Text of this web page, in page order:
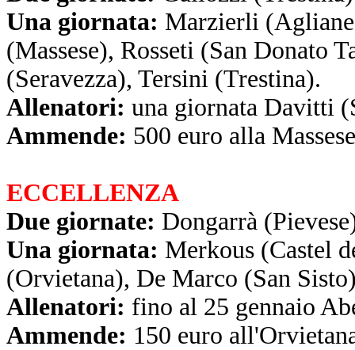
Una giornata: Marzierli
(Massese), Rosseti (San Donato
(Seravezza), Tersini (Trestina).
Allenatori: una giornata Davitti
Ammende: 500 euro alla
ECCELLENZA
Due giornate: Dongarrà
Una giornata: Merkous (Castel
(Orvietana), De Marco (San
Allenatori: fino al 25 gennaio
Ammende: 150 euro